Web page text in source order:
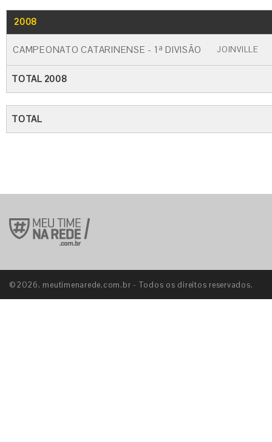
2008
CAMPEONATO CATARINENSE - 1ª DIVISÃO JOINVILLE
TOTAL 2008
TOTAL
©2026. meutimenarede.com.br - Todos os direitos reservados.